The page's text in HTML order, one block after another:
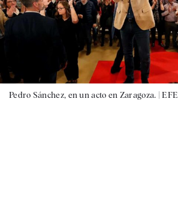
Pedro Sánchez, en un acto en Zaragoza. |EFE